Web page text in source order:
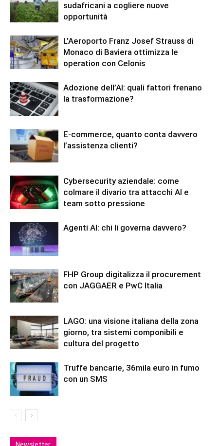
sudafricani a cogliere nuove
opportunità
L’Aeroporto Franz Josef Strauss di
Monaco di Baviera ottimizza le
operation con Celonis
Adozione dell’AI: quali fattori frenano
la trasformazione?
E-commerce, quanto conta davvero
l’assistenza clienti?
Cybersecurity aziendale: come
colmare il divario tra attacchi AI e
team sotto pressione
Agenti AI: chi li governa davvero?
FHP Group digitalizza il procurement
con JAGGAER e PwC Italia
LAGO: una visione italiana della zona
giorno, tra sistemi componibili e
cultura del progetto
Truffe bancarie, 36mila euro in fumo
con un SMS